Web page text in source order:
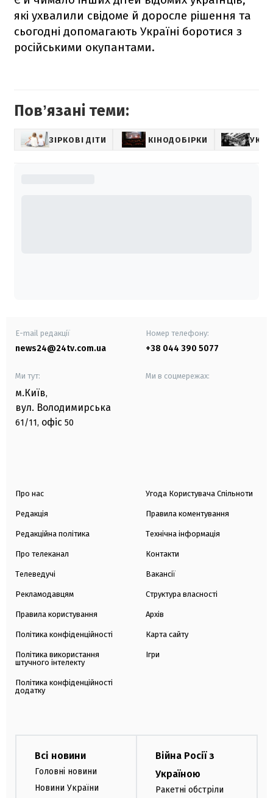
які ухвалили свідоме й доросле рішення та
сьогодні допомагають Україні боротися з
російськими окупантами.
Повʼязані теми:
ЗІРКОВІ ДІТИ КІНОДОБІРКИ
E-mail редакції
news24@24tv.com.ua
Номер телефону:
+38 044 390 5077
Ми тут:
м.Київ,
вул. Володимирська
61/11, офіс 50
Ми в соцмережах:
Про нас
Редакція
Редакційна політика
Про телеканал
Телеведучі
Рекламодавцям
Правила користування
Політика конфіденційності
Політика використання
штучного інтелекту
Політика конфіденційності
додатку
Угода Користувача Спільноти
Правила коментування
Технічна інформація
Контакти
Вакансії
Структура власності
Архів
Карта сайту
Ігри
Всі новини
Головні новини
Новини України
Війна Росії з
Україною
Ракетні обстріли